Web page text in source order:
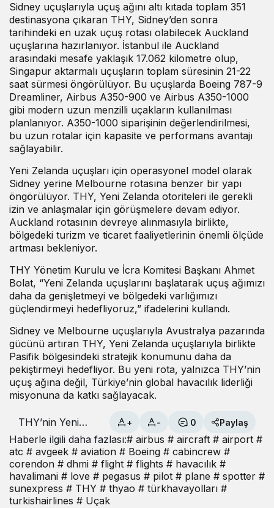
Sidney uçuşlarıyla uçuş ağını altı kıtada toplam 351
destinasyona çıkaran THY, Sidney’den sonra
tarihindeki en uzak uçuş rotası olabilecek Auckland
uçuşlarına hazırlanıyor. İstanbul ile Auckland
arasındaki mesafe yaklaşık 17.062 kilometre olup,
Singapur aktarmalı uçuşların toplam süresinin 21-22
saat sürmesi öngörülüyor. Bu uçuşlarda Boeing 787-9
Dreamliner, Airbus A350-900 ve Airbus A350-1000
gibi modern uzun menzilli uçakların kullanılması
planlanıyor. A350-1000 siparişinin değerlendirilmesi,
bu uzun rotalar için kapasite ve performans avantajı
sağlayabilir.
Yeni Zelanda uçuşları için operasyonel model olarak
Sidney yerine Melbourne rotasına benzer bir yapı
öngörülüyor. THY, Yeni Zelanda otoriteleri ile gerekli
izin ve anlaşmalar için görüşmelere devam ediyor.
Auckland rotasının devreye alınmasıyla birlikte,
bölgedeki turizm ve ticaret faaliyetlerinin önemli ölçüde
artması bekleniyor.
THY Yönetim Kurulu ve İcra Komitesi Başkanı Ahmet
Bolat, “Yeni Zelanda uçuşlarını başlatarak uçuş ağımızı
daha da genişletmeyi ve bölgedeki varlığımızı
güçlendirmeyi hedefliyoruz,” ifadelerini kullandı.
Sidney ve Melbourne uçuşlarıyla Avustralya pazarında
gücünü artıran THY, Yeni Zelanda uçuşlarıyla birlikte
Pasifik bölgesindeki stratejik konumunu daha da
pekiştirmeyi hedefliyor. Bu yeni rota, yalnızca THY’nin
uçuş ağına değil, Türkiye’nin global havacılık liderliği
misyonuna da katkı sağlayacak.
THY’nin Yeni
Zelanda Hayali
+ - 0 Paylaş
Haberle ilgili daha fazlası:# airbus # aircraft # airport #
atc # avgeek # aviation # Boeing # cabincrew #
corendon # dhmi # flight # flights # havacılık #
havalimani # love # pegasus # pilot # plane # spotter #
sunexpress # THY # thyao # türkhavayolları #
turkishairlines # Uçak